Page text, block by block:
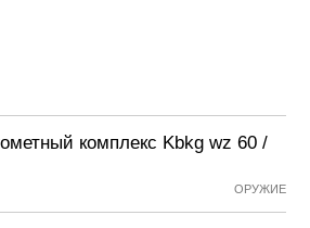
комплекс Kbkg wz 60 /
ОРУЖИЕ